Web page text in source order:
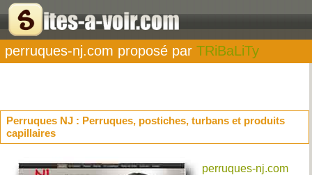
perruques-nj.com proposé par TRiBaLiTy
Perruques NJ : Perruques, postiches, turbans et produits
capillaires
perruques-nj.com